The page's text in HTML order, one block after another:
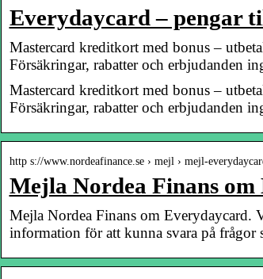
Everydaycard – pengar
Mastercard kreditkort med bonus –
Försäkringar, rabatter och erbjudanden
Mastercard kreditkort med bonus –
Försäkringar, rabatter och erbjudanden
http s://www.nordeafinance.se › mejl › mejl-
Mejla Nordea Finans
Mejla Nordea Finans om Everydaycard.
information för att kunna svara på